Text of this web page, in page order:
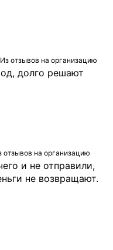
Из отзывов на организацию
долго решают
отзывов на организацию
и не отправили,
не возвращают.